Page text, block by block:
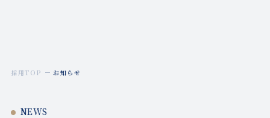
採用TOP お知らせ
NEWS